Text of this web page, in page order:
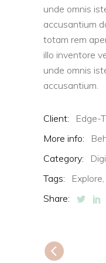
unde omnis
accusantium
totam rem
illo inventore
unde omnis
accusantium.
Client:
Edge-
More info:
Category:
Tags:
Explore,
Share: